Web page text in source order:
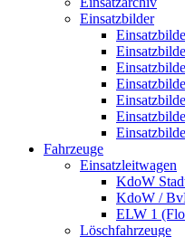
Einsatzbilder
Fahrzeuge
Einsatzleitwagen
KdoW
KdoW /
ELW 1
Löschfahrzeuge